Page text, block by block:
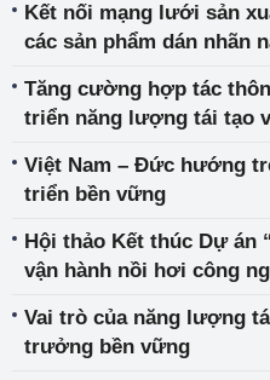
Kết nối mạng lưới sản
các sản phẩm dán nhãn
Tăng cường hợp tác
triển năng lượng tái tạo
Việt Nam – Đức hướng
triển bền vững
Hội thảo Kết thúc Dự án
vận hành nồi hơi công
Vai trò của năng lượng
trưởng bền vững